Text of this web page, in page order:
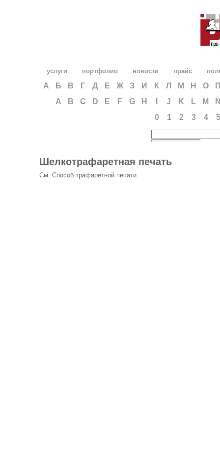
услуги портфолио новости прайс
А Б В Г Д Е Ж З И К Л М Н О
A
B C D E F G H J K L M
0
1 2 3 4 5
Шелкотрафаретная печать
См. Способ трафаретной печати